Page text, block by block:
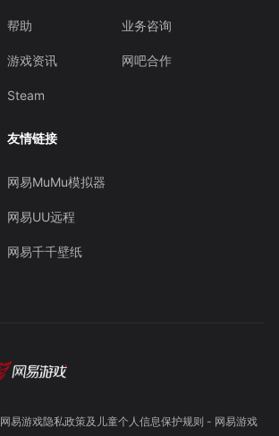
帮助
游戏资讯
Steam
业务咨询
网吧合作
友情链接
网易MuMu模拟器
网易UU远程
网易千千壁纸
网易游戏隐私政策及儿童个人信息保护规则 - 网易游戏